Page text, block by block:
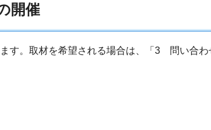
開催
す。取材を希望される場合は、「3 問い合